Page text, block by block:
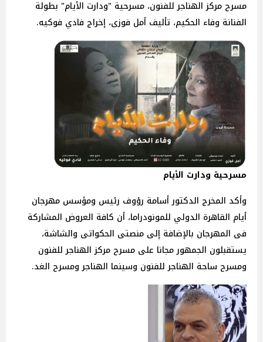
مسرح مركز الهناجر للفنون، مسرحية "ودارت الأيام" بطولة
الفنانة وفاء الحكيم، تأليف أمل فوزى، إخراج فادي فوكيه.
مسرحية ودارت الأيام
وأكد المخرج الدكتور أسامة رؤوف رئيس ومؤسس مهرجان
أيام القاهرة الدولي للمونودراما، أن كافة العروض المشاركة
فى المهرجان بالإضافة إلى منصتى الحكواتى والشاشة،
يستقبلون الجمهور مجانا على مسرح مركز الهناجر للفنون
ومسرح ساحة الهناجر للفنون وسينما الهناجر ومسرح الغد.